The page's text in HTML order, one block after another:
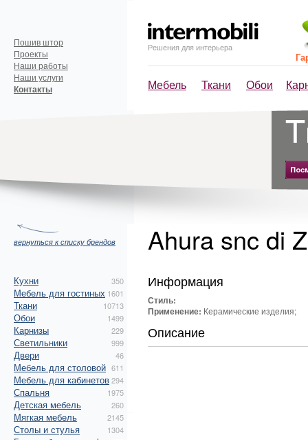
Решения для интерьера
Мебель Ткани Обои
Пошив штор
Проекты
Наши работы
Наши услуги
Контакты
вернуться к списку брендов
Кухни 350
Мебель для гостиных 1601
Ткани 10713
Обои 1499
Карнизы 229
Светильники 999
Двери 46
Мебель для столовой 611
Мебель для кабинетов294
Спальня 1975
Детская мебель 260
Мягкая мебель 2145
Столы и стулья 1304
Ahura snc di
Информация
Стиль:
Применение: Керамические изделия;
Описание